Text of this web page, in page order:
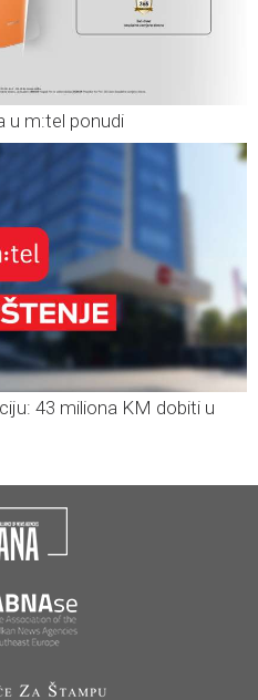
u m:tel ponudi
43 miliona KM dobiti u